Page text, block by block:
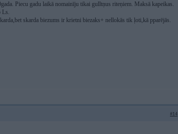
Piecu gadu laikā nomainīju tikai gulltņus riteņiem. Maksā kapeikas.
Ls.
skarda biezums ir krietni biezaks+ nellokās tik ļoti,kā pparējās.
#14